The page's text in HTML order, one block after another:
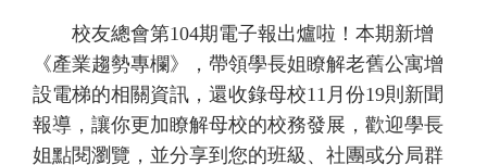
校友總會第104期電子報出爐啦！本期新增
《產業趨勢專欄》，帶領學長姐瞭解老舊公寓增
設電梯的相關資訊，還收錄母校11月份19則新聞
報導，讓你更加瞭解母校的校務發展，歡迎學長
姐點閱瀏覽，並分享到您的班級、社團或分局群